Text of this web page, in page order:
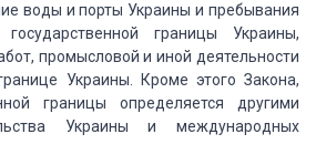
воды и порты Украины и пребывания
границы Украины,
промысловой и иной деятельности
Украины.
Кроме этого Закона,
границы определяется другими
Украины и международных